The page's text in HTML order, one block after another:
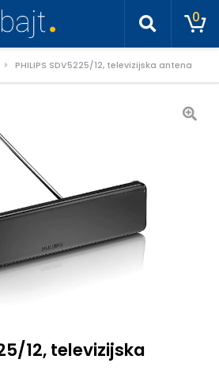
0
PHILIPS SDV5225/12, televizijska antena
12, televizijska